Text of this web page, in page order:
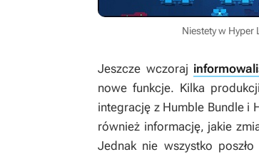
Niestety w
Jeszcze wczoraj
nowe funkcje. Kilka
integrację z Humble Bundle i
również informację, jakie
Jednak nie wszystko